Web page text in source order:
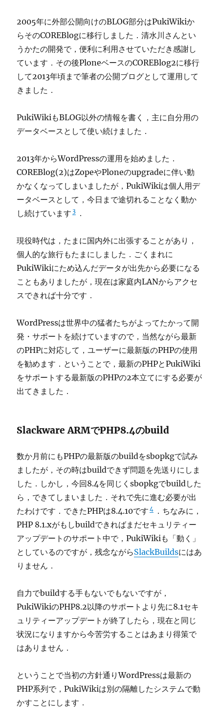
2005年に外部公開向けのBLOG部分はPukiWikiか
らそのCOREBlogに移行しました．清水川さんとい
うかたの開発で，便利に利用させていただき感謝し
ています．その後PloneベースのCOREBlog2に移行
して2013年頃まで筆者の公開ブログとして運用して
きました．
PukiWikiもBLOG以外の情報を書く，主に自分用の
データベースとして使い続けました．
2013年からWordPressの運用を始めました．
COREBlog(2)はZopeやPloneのupgradeに伴い動
かなくなってしまいましたが，PukiWikiは個人用デ
ータベースとして，今日まで途切れることなく動か
し続けています 3 ．
現役時代は，たまに国内外に出張することがあり，
個人的な旅行もたまにしました．ごくまれに
PukiWikiにため込んだデータが出先から必要になる
こともありましたが，現在は家庭内LANからアクセ
スできれば十分です．
WordPressは世界中の猛者たちがよってたかって開
発・サポートを続けていますので，当然ながら最新
のPHPに対応して，ユーザーに最新版のPHPの使用
を勧めます．ということで，最新のPHPとPukiWiki
をサポートする最新版のPHPの2本立てにする必要が
出てきました．
Slackware ARMでPHP8.4のbuild
数か月前にもPHPの最新版のbuildをsbopkgで試み
ましたが，その時はbuildできず問題を先送りにしま
した．しかし，今回8.4を同じくsbopkgでbuildした
ら，できてしまいました．それで先に進む必要が出
たわけです．できたPHPは8.4.10です 4 ．ちなみに，
PHP 8.1.xがもしbuildできればまだセキュリティー
アップデートのサポート中で，PukiWikiも「動く」
としているのですが，残念ながらSlackBuildsにはあ
りません．
自力でbuildする手もないでもないですが，
PukiWikiのPHP8.2以降のサポートより先に8.1セキ
ュリティーアップデートが終了したら，現在と同じ
状況になりますから今苦労することはあまり得策で
はありません．
ということで当初の方針通りWordPressは最新の
PHP系列で，PukiWikiは別の隔離したシステムで動
かすことにします．